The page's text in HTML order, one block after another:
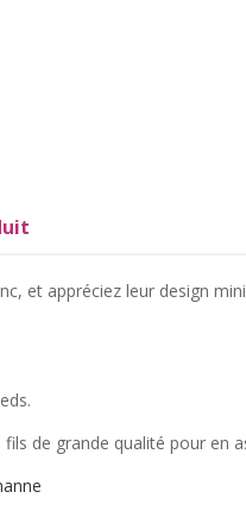
et appréciez leur design
de grande qualité pour en